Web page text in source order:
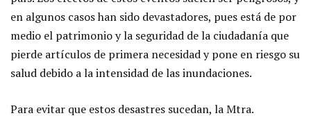
en algunos casos han sido devastadores, pues está de por
medio el patrimonio y la seguridad de la ciudadanía que
pierde artículos de primera necesidad y pone en riesgo su
salud debido a la intensidad de las inundaciones.
Para evitar que estos desastres sucedan, la Mtra.